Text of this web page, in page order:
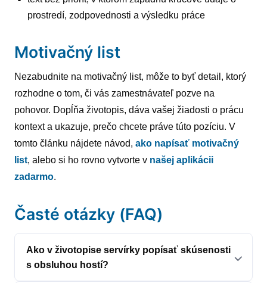
prostredí, zodpovednosti a výsledku práce
Motivačný list
Nezabudnite na motivačný list, môže to byť detail, ktorý
rozhodne o tom, či vás zamestnávateľ pozve na
pohovor. Dopĺňa životopis, dáva vašej žiadosti o prácu
kontext a ukazuje, prečo chcete práve túto pozíciu. V
tomto článku nájdete návod, ako napísať motivačný
list, alebo si ho rovno vytvorte v našej aplikácii
zadarmo.
Časté otázky (FAQ)
Ako v životopise servírky popísať skúsenosti
s obsluhou hostí?